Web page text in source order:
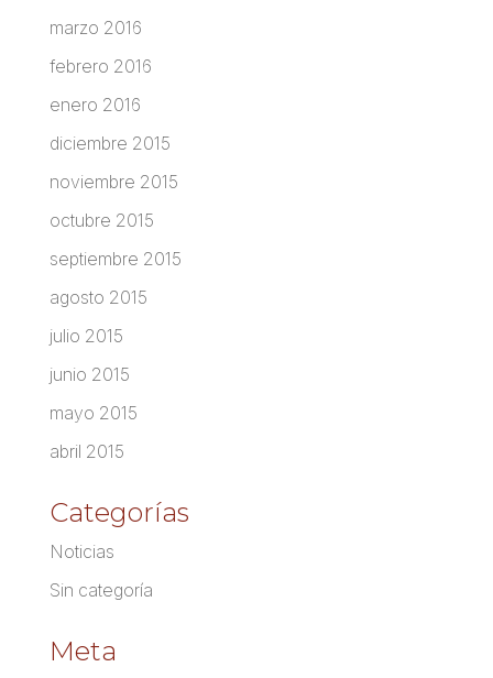
marzo 2016
febrero 2016
enero 2016
diciembre 2015
noviembre 2015
octubre 2015
septiembre 2015
agosto 2015
julio 2015
junio 2015
mayo 2015
abril 2015
Categorías
Noticias
Sin categoría
Meta